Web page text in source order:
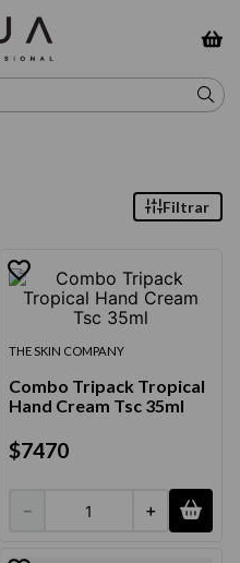
Filtrar
THE SKIN COMPANY
Combo Tripack Tropical
Hand Cream Tsc 35ml
$7470
＋
－